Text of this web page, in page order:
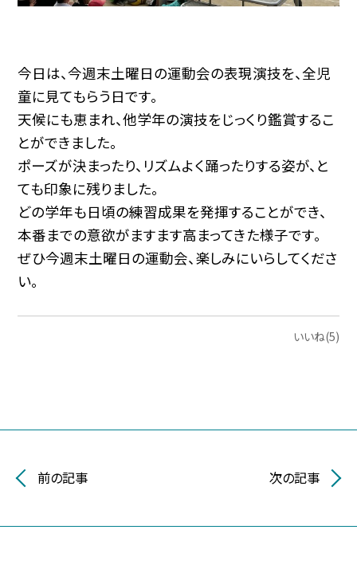
今日は、今週末土曜日の運動会の表現演技を、全児
童に見てもらう日です。
天候にも恵まれ、他学年の演技をじっくり鑑賞するこ
とができました。
ポーズが決まったり、リズムよく踊ったりする姿が、と
ても印象に残りました。
どの学年も日頃の練習成果を発揮することができ、
本番までの意欲がますます高まってきた様子です。
ぜひ今週末土曜日の運動会、楽しみにいらしてくださ
い。
いいね(5)
前の記事 次の記事